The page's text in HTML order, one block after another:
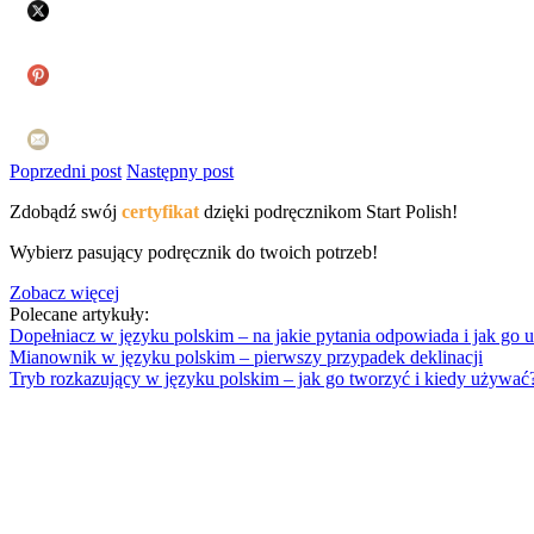
Poprzedni post Następny post
Zdobądź swój certyfikat dzięki podręcznikom Start Polish!
Wybierz pasujący podręcznik do twoich potrzeb!
Zobacz więcej
Polecane artykuły:
Dopełniacz w języku polskim – na jakie pytania odpowiada i jak go
Mianownik w języku polskim – pierwszy przypadek deklinacji
Tryb rozkazujący w języku polskim – jak go tworzyć i kiedy